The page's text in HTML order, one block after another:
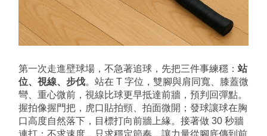
第一次走進壁球場，不急著追球，先把三件事練穩： 站
位、視線、步伐。站在 T 字位，雙腳與肩同寬、膝蓋微
彎、重心微前，視線比球更早抵達前牆，預判回彈點。
握拍像握門把，虎口貼拍頸、拍面微開；發球讓球在胸
口高度自然落下，目標打向前牆上緣。接著做 30 秒牆